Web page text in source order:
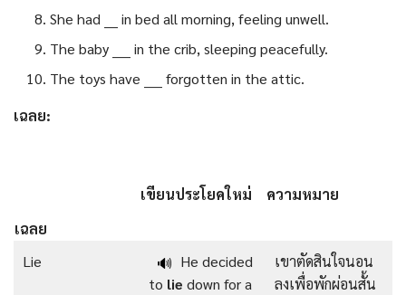
She had ___ in bed all morning, feeling unwell.
The baby ____ in the crib, sleeping peacefully.
The toys have ____ forgotten in the attic.
เฉลย:
เฉลย
เขียนประโยคใหม่ ความหมาย
Lie 🔊 He decided
to lie down for a
เขาตัดสินใจนอน
ลงเพื่อพักผ่อนสั้น